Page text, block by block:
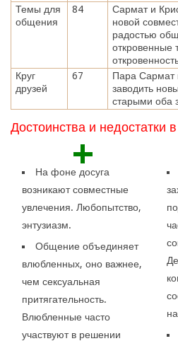
Темы для
общения
84
Сармат и
новой
радостью
откровенные
Круг
друзей
67
Пара Сармат
заводить
старыми оба
Достоинства и недостатки
+
На фоне досуга
возникают совместные
увлечения. Любопытство,
энтузиазм.
Общение объединяет
влюбленных, оно важнее,
чем сексуальная
притягательность.
Влюбленные часто
участвуют в решении